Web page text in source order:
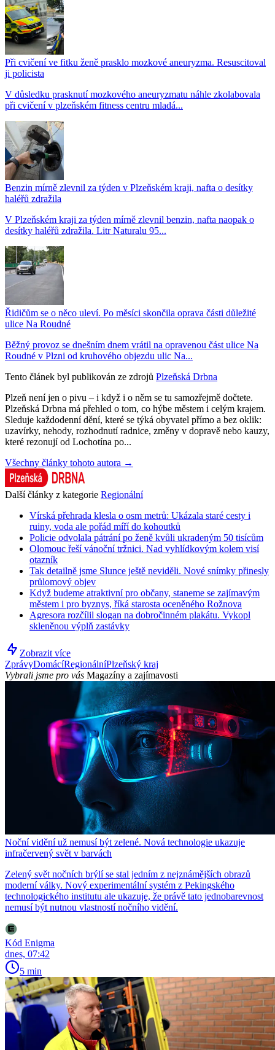
Při cvičení ve fitku ženě prasklo mozkové aneuryzma. Resuscitoval
ji policista
V důsledku prasknutí mozkového aneuryzmatu náhle zkolabovala
při cvičení v plzeňském fitness centru mladá...
Benzin mírně zlevnil za týden v Plzeňském kraji, nafta o desítky
haléřů zdražila
V Plzeňském kraji za týden mírně zlevnil benzin, nafta naopak o
desítky haléřů zdražila. Litr Naturalu 95...
Řidičům se o něco uleví. Po měsíci skončila oprava části důležité
ulice Na Roudné
Běžný provoz se dnešním dnem vrátil na opravenou část ulice Na
Roudné v Plzni od kruhového objezdu ulic Na...
Tento článek byl publikován ze zdrojů Plzeňská Drbna
Plzeň není jen o pivu – i když i o něm se tu samozřejmě dočtete.
Plzeňská Drbna má přehled o tom, co hýbe městem i celým krajem.
Sleduje každodenní dění, které se týká obyvatel přímo a bez oklik:
uzavírky, nehody, rozhodnutí radnice, změny v dopravě nebo kauzy,
které rezonují od Lochotína po...
Všechny články tohoto autora →
Další články z kategorie Regionální
Vírská přehrada klesla o osm metrů: Ukázala staré cesty i
ruiny, voda ale pořád míří do kohoutků
Policie odvolala pátrání po ženě kvůli ukradeným 50 tisícům
Olomouc řeší vánoční tržnici. Nad vyhlídkovým kolem visí
otazník
Tak detailně jsme Slunce ještě neviděli. Nové snímky přinesly
průlomový objev
Když budeme atraktivní pro občany, staneme se zajímavým
městem i pro byznys, říká starosta oceněného Rožnova
Agresora rozčílil slogan na dobročinném plakátu. Vykopl
skleněnou výplň zastávky
Zobrazit více
ZprávyDomácíRegionálníPlzeňský kraj
Vybrali jsme pro vás Magazíny a zajímavosti
Noční vidění už nemusí být zelené. Nová technologie ukazuje
infračervený svět v barvách
Zelený svět nočních brýlí se stal jedním z nejznámějších obrazů
moderní války. Nový experimentální systém z Pekingského
technologického institutu ale ukazuje, že právě tato jednobarevnost
nemusí být nutnou vlastností nočního vidění.
Kód Enigma
dnes, 07:42
5 min